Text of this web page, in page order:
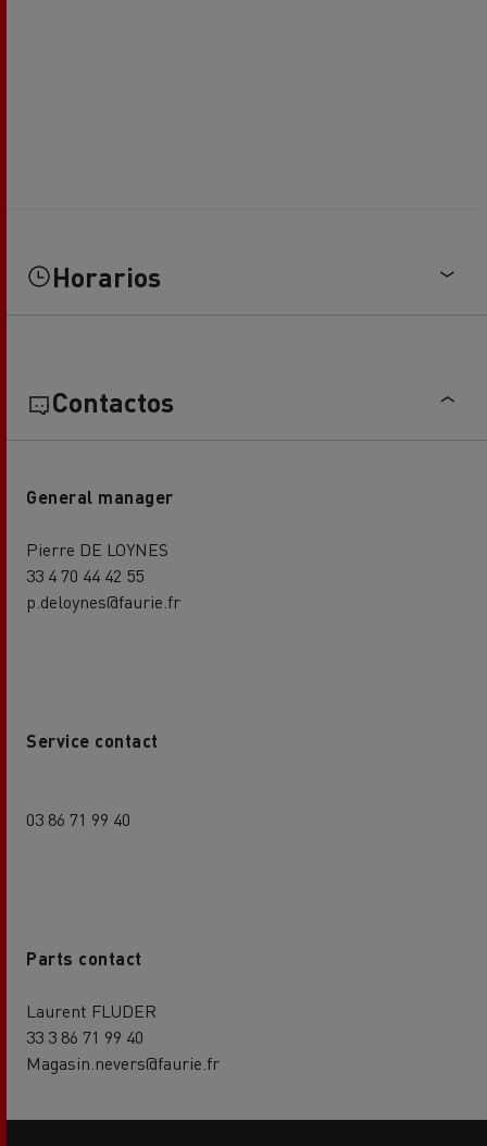
Horarios
Contactos
General manager
Pierre DE LOYNES
33 4 70 44 42 55
p.deloynes@faurie.fr
Service contact
03 86 71 99 40
Parts contact
Laurent FLUDER
33 3 86 71 99 40
Magasin.nevers@faurie.fr